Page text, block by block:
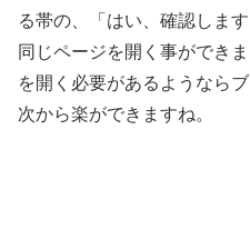
る帯の、「はい、確認しま
同じページを開く事ができ
を開く必要があるようなら
次から楽ができますね。